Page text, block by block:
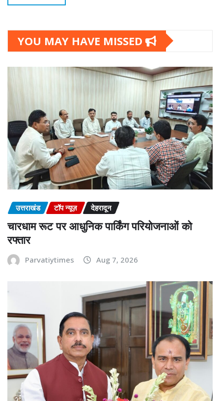
YOU MAY HAVE MISSED
उत्तराखंड टॉप न्यूज़ देहरादून
चारधाम रूट पर आधुनिक पार्किंग परियोजनाओं को
रफ्तार
Parvatiytimes Aug 7, 2026